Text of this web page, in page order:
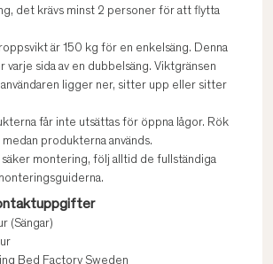
det krävs minst 2 personer för att flytta
är 150 kg för en enkelsäng. Denna
varje sida av en dubbelsäng. Viktgränsen
ligger ner, sitter upp eller sitter
får inte utsättas för öppna lågor. Rök
produkterna används.
montering, följ alltid de fullständiga
(Sängar)
Bed Factory Sweden